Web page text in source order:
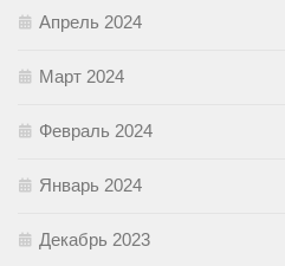
Апрель 2024
Март 2024
Февраль 2024
Январь 2024
Декабрь 2023